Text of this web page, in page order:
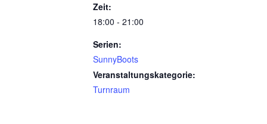
Zeit:
18:00 - 21:00
Serien:
SunnyBoots
Veranstaltungskategorie:
Turnraum